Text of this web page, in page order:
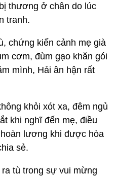
thương ở chân do lúc
tranh.
chứng kiến cảnh mẹ già
cơm, đùm gạo khăn gói
mình, Hải ân hận rất
khỏi xót xa, đêm ngủ
khi nghĩ đến mẹ, điều
lương khi được hòa
sẻ.
tù trong sự vui mừng